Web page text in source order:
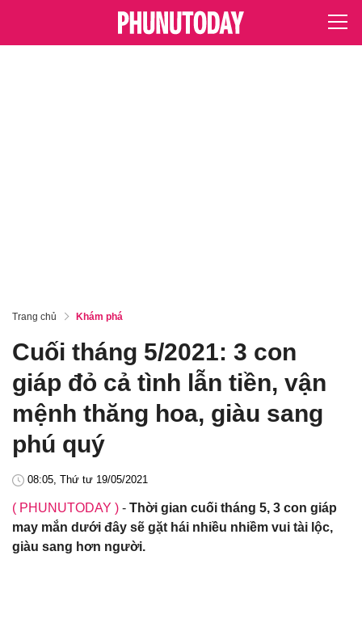
Trang chủ Khám phá
Cuối tháng 5/2021: 3 con
giáp đỏ cả tình lẫn tiền, vận
mệnh thăng hoa, giàu sang
phú quý
08:05, Thứ tư 19/05/2021
( PHUNUTODAY ) - Thời gian cuối tháng 5, 3 con giáp
may mắn dưới đây sẽ gặt hái nhiều nhiềm vui tài lộc,
giàu sang hơn người.